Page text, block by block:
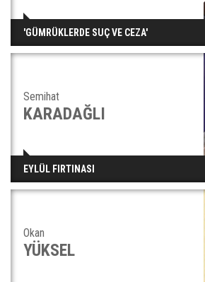
'GÜMRÜKLERDE SUÇ VE CEZA'
Semihat
KARADAĞLI
EYLÜL FIRTINASI
Okan
YÜKSEL